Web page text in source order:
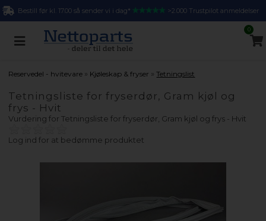
Bestill før kl. 17.00 så sender vi i dag* >2.000 Trustpilot anmeldelser
0
Reservedel - hvitevare » Kjøleskap & fryser »Tetningslist
Tetningsliste for fryserdør, Gram kjøl og
frys - Hvit
Vurdering forTetningsliste for fryserdør, Gram kjøl og frys - Hvit
Log ind for at bedømme produktet